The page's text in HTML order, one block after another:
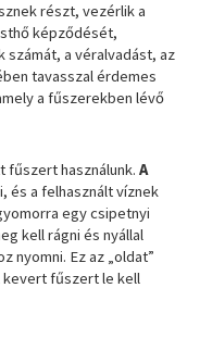
részt, vezérlik a
képződését,
a véralvadást, az
tavasszal érdemes
a fűszerekben lévő
fűszert használunk.A
és a felhasznált víznek
egy csipetnyi
kell rágni és nyállal
nyomni. Ez az „oldat”
kevert fűszert le kell